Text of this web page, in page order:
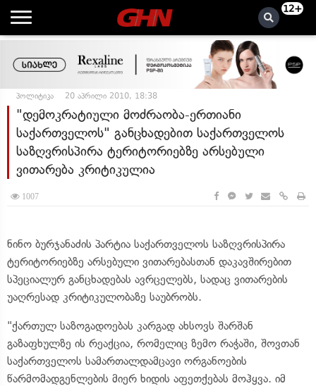
12+
პოლიტიკა 20 აპრილი 2010, 18:38
"დემოკრატიული მოძრაობა-ერთიანი
საქართველოს" განცხადებით საქართველოს
საზღვრისპირა ტერიტორიებზე არსებული
ვითარება კრიტიკულია
1007
ნინო ბურჯანაძის პარტია საქართველოს საზღვრისპირა
ტერიტორიებზე არსებული ვითარებასთან დაკავშირებით
სპეციალურ განცხადებას ავრცელებს, სადაც ვითარების
უაღრესად კრიტიკულობაზე საუბრობს.
"ქართულ საზოგადოებას კარგად ახსოვს შარშან
გაზაფხულზე ის რეაქცია, რომელიც ზემო რაჭაში, შოვთან
საქართველოს სამართალდამცავი ორგანოების
წარმომადგენლების მიერ ხიდის აფეთქებას მოჰყვა. იმ